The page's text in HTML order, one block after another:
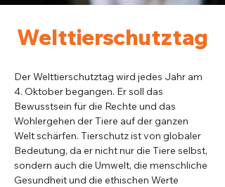
Welttierschutztag
Der Welttierschutztag wird jedes Jahr am
4. Oktober begangen. Er soll das
Bewusstsein für die Rechte und das
Wohlergehen der Tiere auf der ganzen
Welt schärfen. Tierschutz ist von globaler
Bedeutung, da er nicht nur die Tiere selbst,
sondern auch die Umwelt, die menschliche
Gesundheit und die ethischen Werte